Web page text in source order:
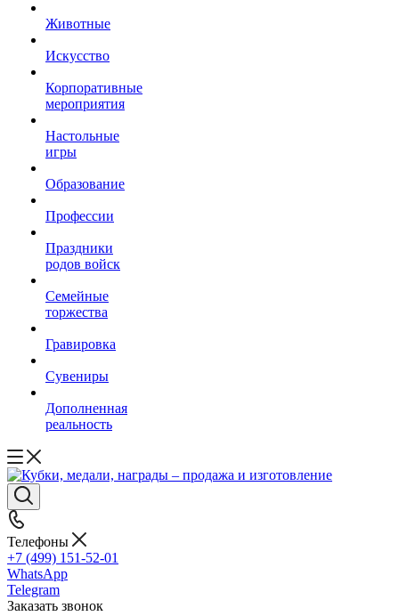
Животные
Искусство
Корпоративные
мероприятия
Настольные
игры
Образование
Профессии
Праздники
родов войск
Семейные
торжества
Гравировка
Сувениры
Дополненная
реальность
Телефоны
+7 (499) 151-52-01
WhatsApp
Telegram
Заказать звонок